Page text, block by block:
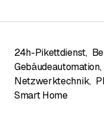
24h-Pikettdienst,
Gebäudeautomation,
Netzwerktechnik,
Smart Home